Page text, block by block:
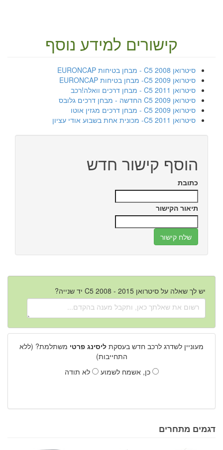
קישורים למידע נוסף
סיטרואן C5 2008 - מבחן בטיחות EURONCAP
סיטרואן C5 2009- מבחן בטיחות EURONCAP
סיטרואן C5 2011 - מבחן דרכים וואלה!רכב
סיטרואן 2009 C5 החדשה - מבחן דרכים גלובס
סיטרואן C5 2009 - מבחן דרכים מגזין אוטו
סיטרואן C5 2011- מכונית אחת בשבוע אודי עציון
הוסף קישור חדש
כתובת
תיאור הקישור
יש לך שאלה על סיטרואן C5 2008 - 2015 יד שנייה?
מעוניין לשדרג לרכב חדש בעסקת ליסינג פרטי משתלמת? (ללא
התחייבות)
כן, אשמח לשמוע
לא תודה
דגמים מתחרים